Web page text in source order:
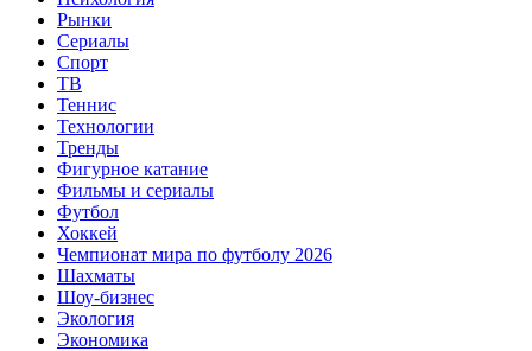
Рынки
Сериалы
Спорт
ТВ
Теннис
Технологии
Тренды
Фигурное катание
Фильмы и сериалы
Футбол
Хоккей
Чемпионат мира по футболу 2026
Шахматы
Шоу-бизнес
Экология
Экономика